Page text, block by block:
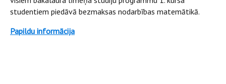
studentiem piedāvā bezmaksas nodarbības matemātikā.
Papildu informācija